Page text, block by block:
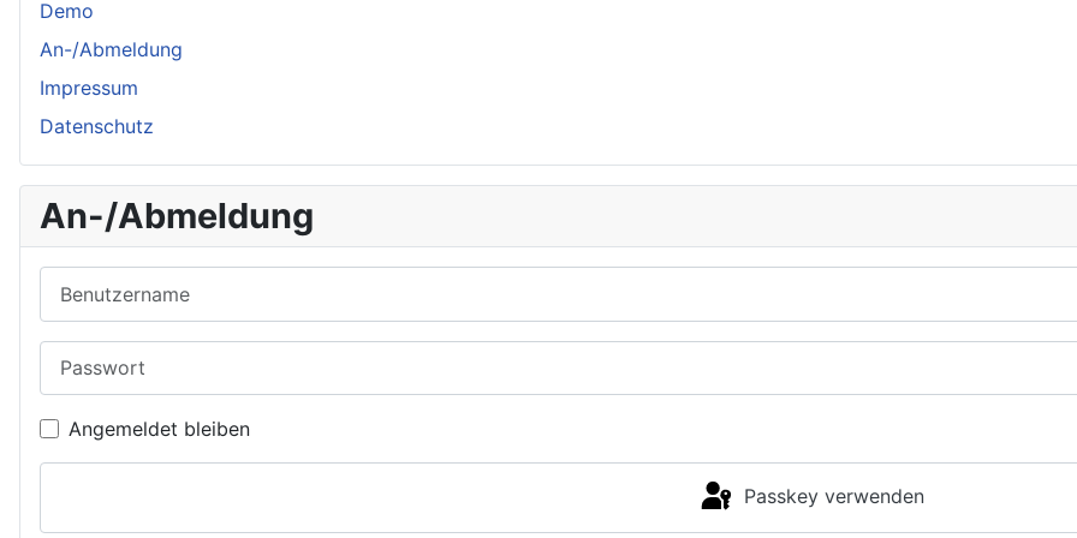
Demo
An-/Abmeldung
Impressum
Datenschutz
An-/Abmeldung
Angemeldet bleiben
Passkey verwenden